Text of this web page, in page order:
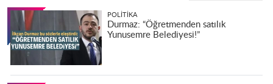
POLITIKA
Durmaz: “Öğretmenden satılık
Yunusemre Belediyesi!”